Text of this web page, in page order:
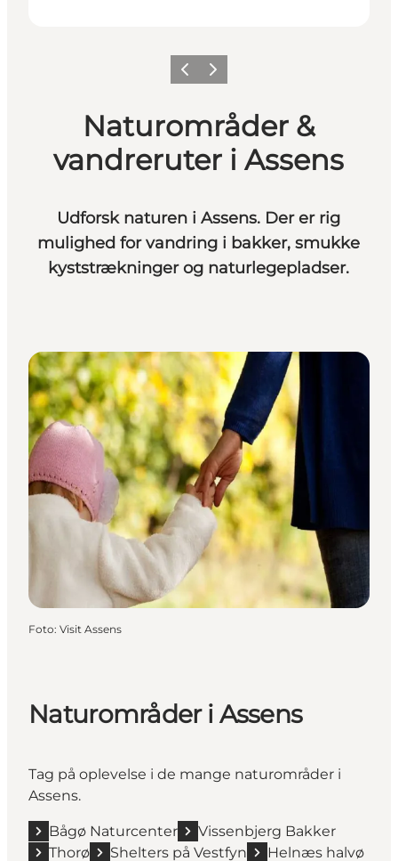
ForrigeNæste
Naturområder &
vandreruter i Assens
Udforsk naturen i Assens. Der er rig
mulighed for vandring i bakker, smukke
kyststrækninger og naturlegepladser.
Foto: Visit Assens
Naturområder i Assens
Tag på oplevelse i de mange naturområder i
Assens.
Bågø Naturcenter
Vissenbjerg Bakker
Thorø
Shelters på Vestfyn Helnæs halvø